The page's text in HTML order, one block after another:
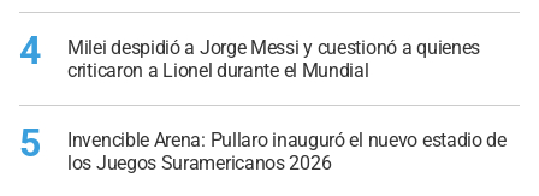
4
Milei despidió a Jorge Messi y cuestionó a quienes
criticaron a Lionel durante el Mundial
5
Invencible Arena: Pullaro inauguró el nuevo estadio de
los Juegos Suramericanos 2026